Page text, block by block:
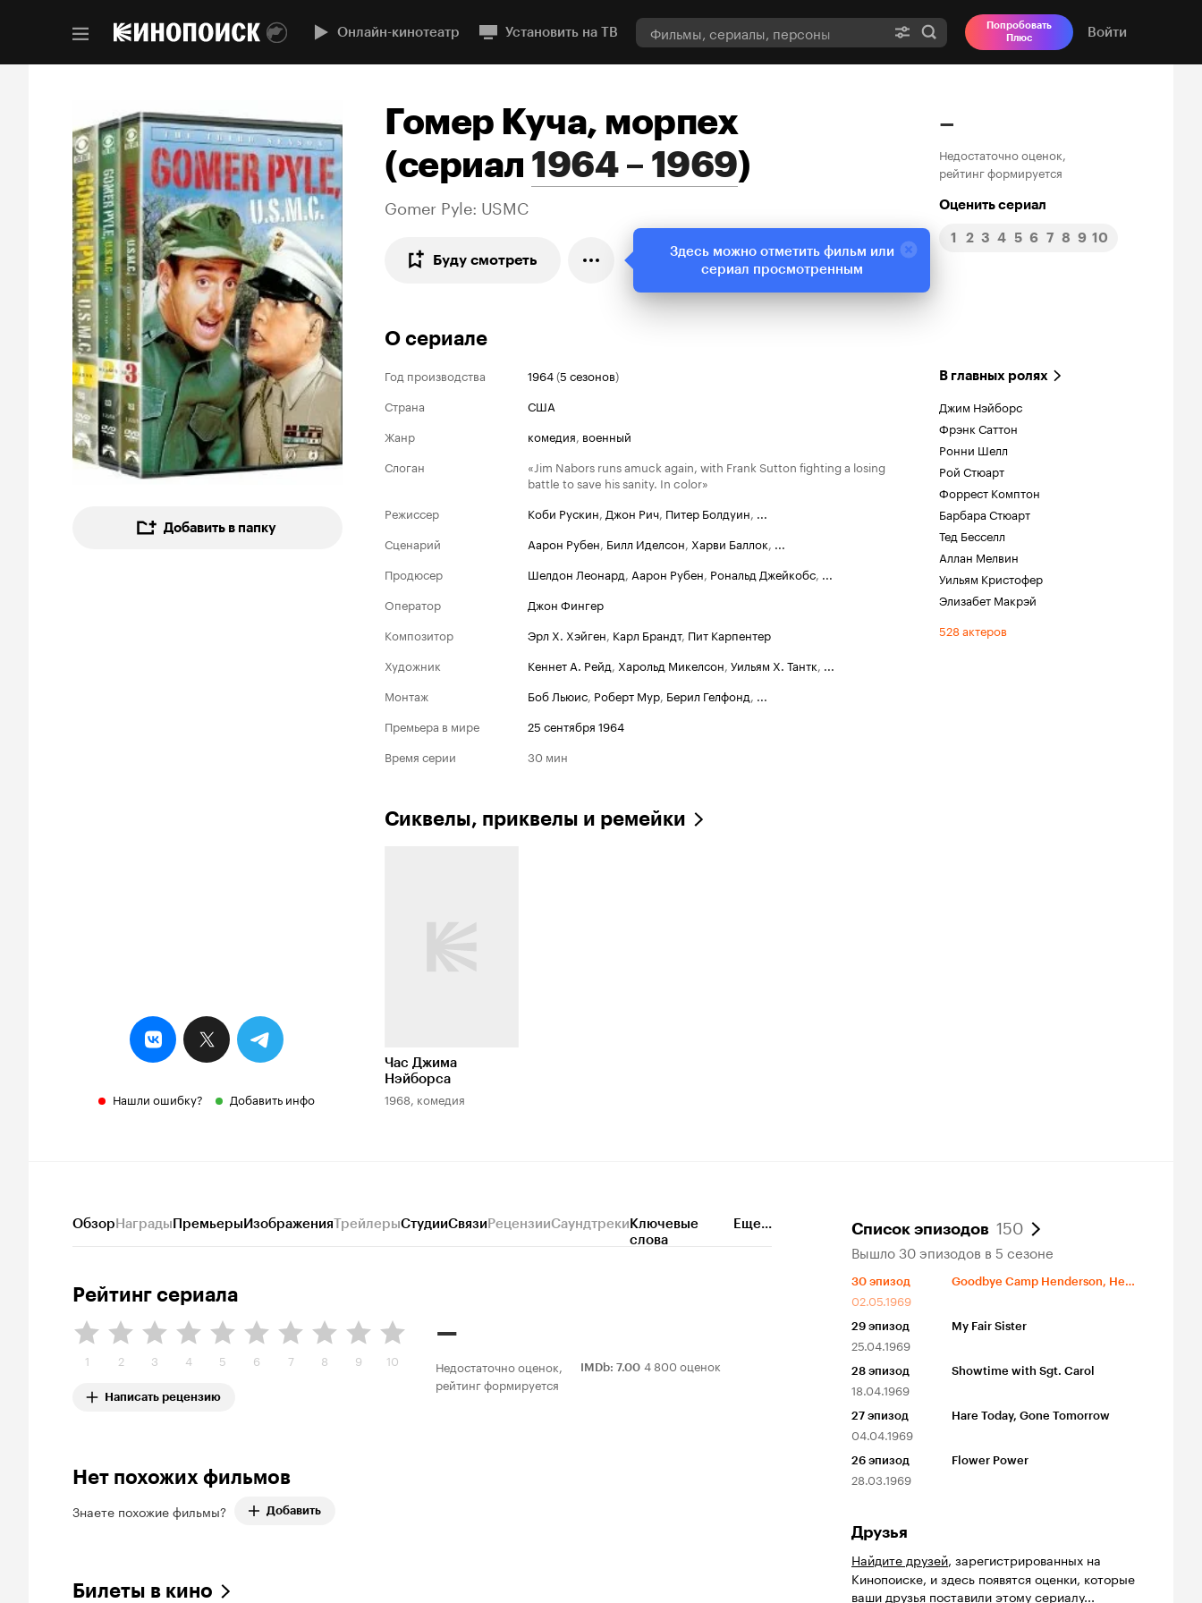
Онлайн-кинотеатр Установить на ТВ
Попробовать
Плюс
Войти
Добавить в папку
Нашли ошибку? Добавить инфо
Гомер Куча, морпех
(сериал 1964 – 1969)
Gomer Pyle: USMC
Буду смотреть
–
Недостаточно оценок,
рейтинг формируется
Оценить сериал
1 2 3 4 5 6 7 8 9 10
О сериале
Год производства 1964(5 сезонов)
Страна
США
Жанр
комедия, военный
Слоган
«Jim Nabors runs amuck again, with Frank Sutton fighting a losing
battle to save his sanity. In color»
Режиссер
Коби Рускин, Джон Рич, Питер Болдуин, ...
Сценарий
Аарон Рубен, Билл Иделсон, Харви Баллок, ...
Продюсер
Шелдон Леонард, Аарон Рубен, Рональд Джейкобс, ...
Оператор
Джон Фингер
Композитор
Эрл Х. Хэйген, Карл Брандт, Пит Карпентер
Художник
Кеннет А. Рейд, Харольд Микелсон, Уильям Х. Тантк, ...
Монтаж
Боб Льюис, Роберт Мур, Берил Гелфонд, ...
Премьера в мире
25 сентября 1964
Время серии
30 мин
В главных ролях
Джим Нэйборс
Фрэнк Саттон
Ронни Шелл
Рой Стюарт
Форрест Комптон
Барбара Стюарт
Тед Бесселл
Аллан Мелвин
Уильям Кристофер
Элизабет Макрэй
528 актеров
Сиквелы, приквелы и ремейки
Час Джима
Нэйборса
1968, комедия
ОбзорНаградыПремьерыИзображенияТрейлерыСтудииСвязиРецензииСаундтрекиКлючевые
слова
Еще...
Рейтинг сериала
1 2 3 4 5 6 7 8 9 10
Написать рецензию
–
Недостаточно оценок,
рейтинг формируется
IMDb: 7.00 4 800 оценок
Нет похожих фильмов
Знаете похожие фильмы? Добавить
Билеты в кино
Список эпизодов 150
Вышло 30 эпизодов в 5 сезоне
30 эпизод
02.05.1969
Goodbye Camp Henderson, Hello Sergeant Carter
29 эпизод
25.04.1969
My Fair Sister
28 эпизод
18.04.1969
Showtime with Sgt. Carol
27 эпизод
04.04.1969
Hare Today, Gone Tomorrow
26 эпизод
28.03.1969
Flower Power
Друзья
Найдите друзей, зарегистрированных на
Кинопоиске, и здесь появятся оценки, которые
ваши друзья поставили этому сериалу...
Здесь можно отметить фильм или
сериал просмотренным